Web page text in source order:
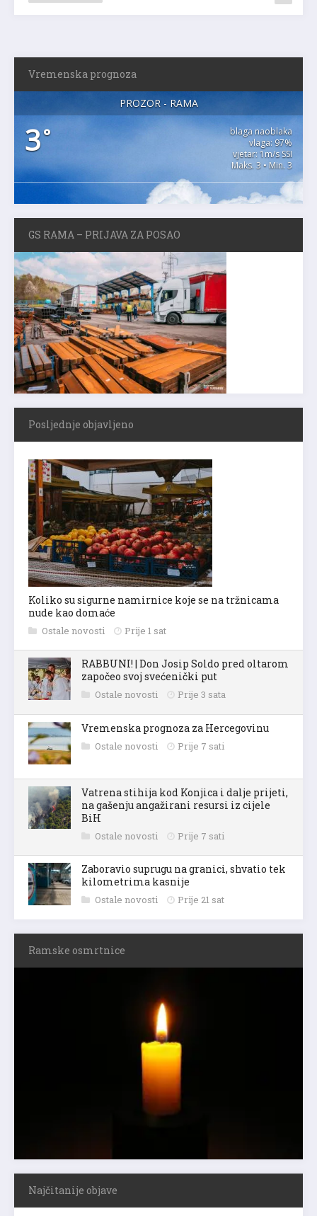
Vremenska prognoza
PROZOR - RAMA
3°
blaga naoblaka
vlaga: 97%
vjetar: 1m/s SSI
Maks. 3 • Min. 3
GS RAMA – PRIJAVA ZA POSAO
Posljednje objavljeno
Koliko su sigurne namirnice koje se na tržnicama
nude kao domaće
Ostale novosti Prije 1 sat
RABBUNI! | Don Josip Soldo pred oltarom
započeo svoj svećenički put
Ostale novosti Prije 3 sata
Vremenska prognoza za Hercegovinu
Ostale novosti Prije 7 sati
Vatrena stihija kod Konjica i dalje prijeti,
na gašenju angažirani resursi iz cijele
BiH
Ostale novosti Prije 7 sati
Zaboravio suprugu na granici, shvatio tek
kilometrima kasnije
Ostale novosti Prije 21 sat
Ramske osmrtnice
Najčitanije objave